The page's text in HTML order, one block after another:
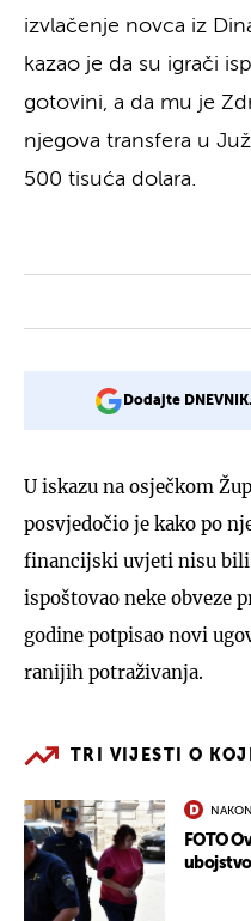
izvlačenje novca iz
kazao je da su igrači
gotovini, a da mu je
njegova transfera u
500 tisuća dolara.
Dodajte
U iskazu na osječkom
posvjedočio je kako po
financijski uvjeti nisu
ispoštovao neke obveze
godine potpisao novi
ranijih potraživanja.
TRI VIJESTI O
FOTO